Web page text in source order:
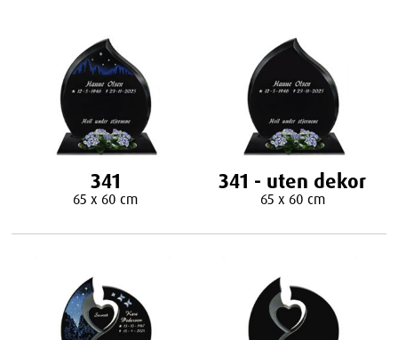
341
65 x 60 cm
341 - uten dekor
65 x 60 cm